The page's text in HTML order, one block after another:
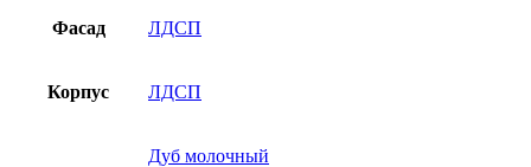
Фасад ЛДСП
Корпус ЛДСП
Дуб молочный